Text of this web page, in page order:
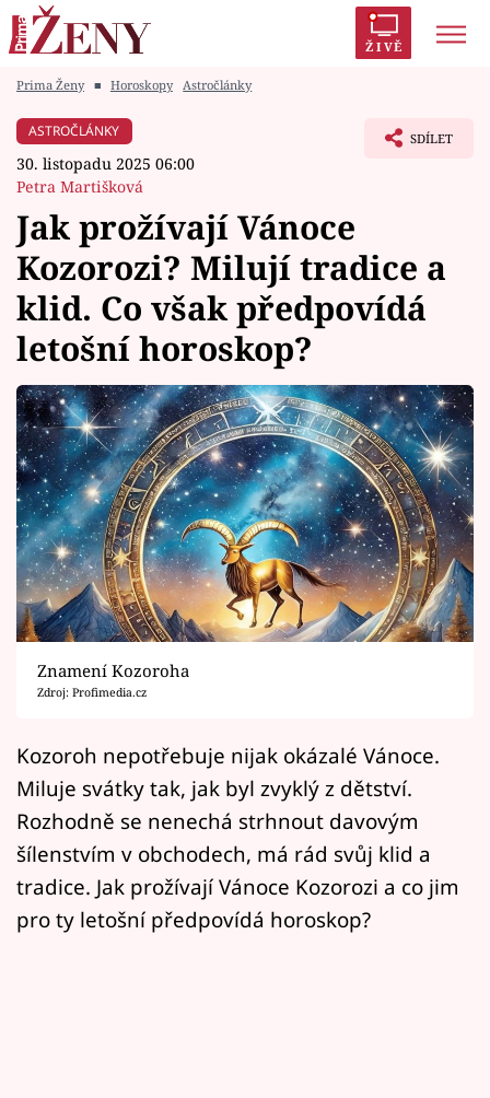
ŽIVĚ
Módní alarm
Témata
Celebrity
Vztahy
Seriály
Horoskopy
Sledujte prima+
Filmový festival Karlovy Vary
Přihlášení
Sledujte nás
Prima Ženy ■ Horoskopy Astročlánky
ASTROČLÁNKY
30. listopadu 2025 06:00
Petra Martišková
SDÍLET
Jak prožívají Vánoce
Kozorozi? Milují tradice a
klid. Co však předpovídá
letošní horoskop?
Znamení Kozoroha
Zdroj: Profimedia.cz
Kozoroh nepotřebuje nijak okázalé Vánoce.
Miluje svátky tak, jak byl zvyklý z dětství.
Rozhodně se nenechá strhnout davovým
šílenstvím v obchodech, má rád svůj klid a
tradice. Jak prožívají Vánoce Kozorozi a co jim
pro ty letošní předpovídá horoskop?